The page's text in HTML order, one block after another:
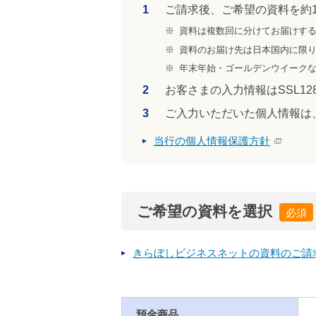
1 ご請求後、ご希望の資料を
※
資料は複数回に分けてお届けす
※
資料のお届け先は日本国内に限
※ 年末年始・ゴールデンウイーク
2
お客さまの入力情報は
3
ご入力いただいた個人情報
当行の個人情報保護方針
ご希望の資料を選択
きらぼしビジネスネットの資料のご請